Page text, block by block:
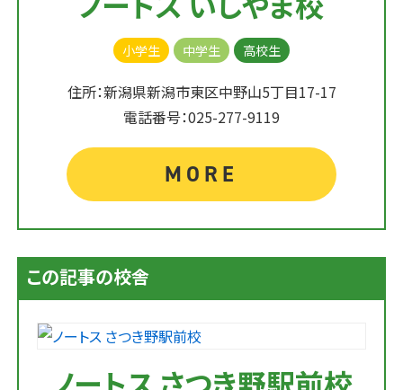
小学生 中学生 高校生
住所：新潟県新潟市東区中野山5丁目17-17
電話番号：025-277-9119
MORE
この記事の校舎